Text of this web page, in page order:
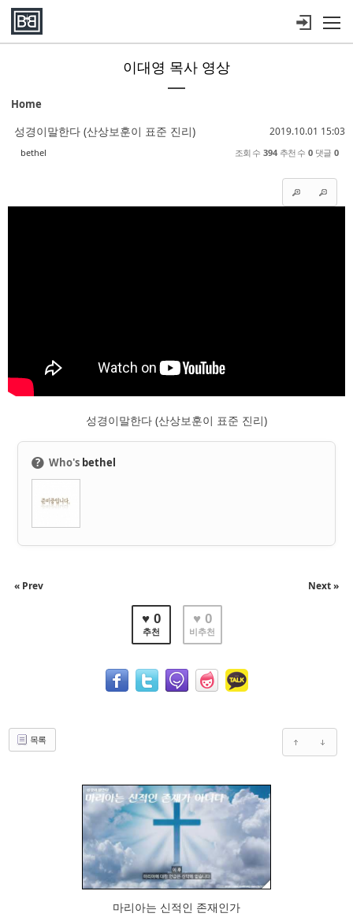
이대영 목사 영상
Home
2019.10.01 15:03
성경이말한다 (산상보훈이 표준 진리)
bethel 조회 수 394 추천 수 0 댓글 0
성경이말한다 (산상보훈이 표준 진리)
●
? Who's bethel
« Prev Next »
♥ 0
추천
♥ 0
비추천
목록
459
마리아는 신적인 존재인가
Sketchbook5, 스케치북5
Sketchbook5, 스케치북5
Sketchbook5, 스케치북5
Sketchbook5, 스케치북5